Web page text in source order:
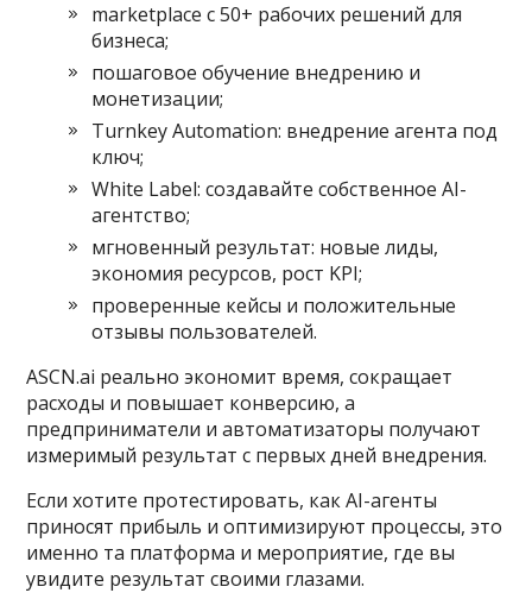
marketplace с 50+ рабочих решений для
бизнеса;
пошаговое обучение внедрению и
монетизации;
Turnkey Automation: внедрение агента под
ключ;
White Label: создавайте собственное AI-
агентство;
мгновенный результат: новые лиды,
экономия ресурсов, рост KPI;
проверенные кейсы и положительные
отзывы пользователей.
ASCN.ai реально экономит время, сокращает
расходы и повышает конверсию, а
предприниматели и автоматизаторы получают
измеримый результат с первых дней внедрения.
Если хотите протестировать, как AI-агенты
приносят прибыль и оптимизируют процессы, это
именно та платформа и мероприятие, где вы
увидите результат своими глазами.